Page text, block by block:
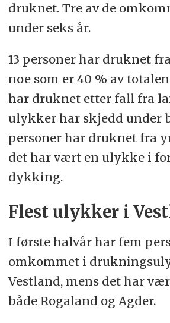
druknet. Tre av de
under seks år.
13 personer har druknet
noe som er 40 % av
har druknet etter fall fra
ulykker har skjedd under
personer har druknet fra
det har vært en ulykke i
dykking.
Flest ulykker i
I første halvår har fem
omkommet i
Vestland, mens det har
både Rogaland og Agder.